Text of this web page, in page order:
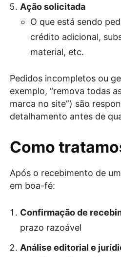
Ação solicitada
O que está sendo
crédito adicional,
material, etc.
Pedidos incompletos ou
exemplo, “remova todas
marca no site”) são
detalhamento antes de
Como
Após o recebimento de
em boa-fé:
Confirmação de
prazo razoável
Análise editorial e